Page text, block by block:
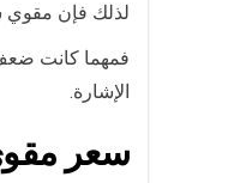
لذلك فإن مقوي
فمهما كانت ضعف
الإشارة.
سعر